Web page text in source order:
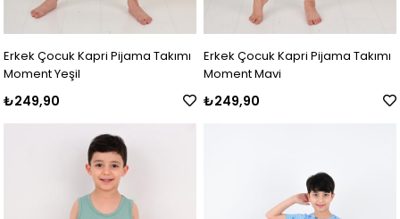
Erkek Çocuk Kapri Pijama Takımı
Moment Yeşil
₺249,90
Erkek Çocuk Kapri Pijama Takımı
Moment Mavi
₺249,90